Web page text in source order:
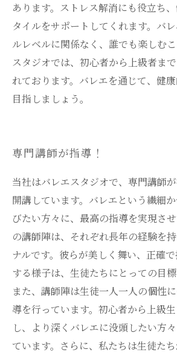
あります。ストレス解消にも役立ち
タイルをサポートしてくれます。バ
ルレベルに関係なく、誰でも楽しむ
スタジオでは、初心者から上級者ま
れております。バレエを通じて、健
目指しましょう。
専門講師が指導！
当社はバレエスタジオで、専門講師
開講しています。バレエという繊細
びたい方々に、最高の指導を実現さ
の講師陣は、それぞれ長年の経験を
ナルです。彼らが美しく舞い、正確
する様子は、生徒たちにとっての目標
また、講師陣は生徒一人一人の個性
導を行っています。初心者から上級
し、より深くバレエに没頭したい方
ています。さらに、私たちは生徒た